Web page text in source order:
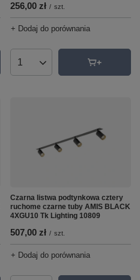
256,00 zł / szt.
+ Dodaj do porównania
Ilość produktów
Czarna listwa podtynkowa cztery
ruchome czarne tuby AMIS BLACK
4XGU10 Tk Lighting 10809
507,00 zł / szt.
+ Dodaj do porównania